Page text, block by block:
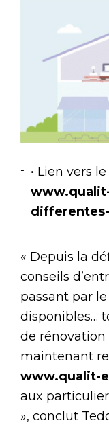
• Lien vers le
« Depuis la
conseils
passant par
disponibles…
de
maintenant
www.qualit-
aux
», conclut